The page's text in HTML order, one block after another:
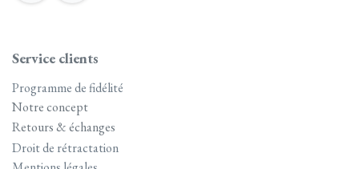
Service clients
Programme de fidélité
Notre concept
Retours & échanges
Droit de rétractation